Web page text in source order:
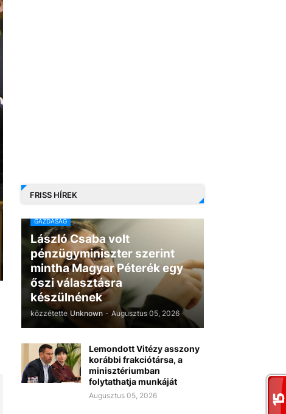
FRISS HÍREK
GAZDASÁG
László Csaba volt
pénzügyminiszter szerint
mintha Magyar Péterék egy
őszi választásra
készülnének
közzétette Unknown - Augusztus 05, 2026
Lemondott Vitézy asszony
korábbi frakciótársa, a
minisztériumban
folytathatja munkáját
Augusztus 05, 2026